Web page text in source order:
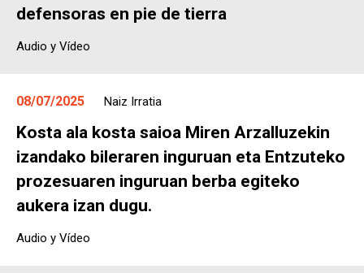
defensoras en pie de tierra
Audio y Vídeo
08/07/2025 Naiz Irratia
Kosta ala kosta saioa Miren Arzalluzekin
izandako bileraren inguruan eta Entzuteko
prozesuaren inguruan berba egiteko
aukera izan dugu.
Audio y Vídeo